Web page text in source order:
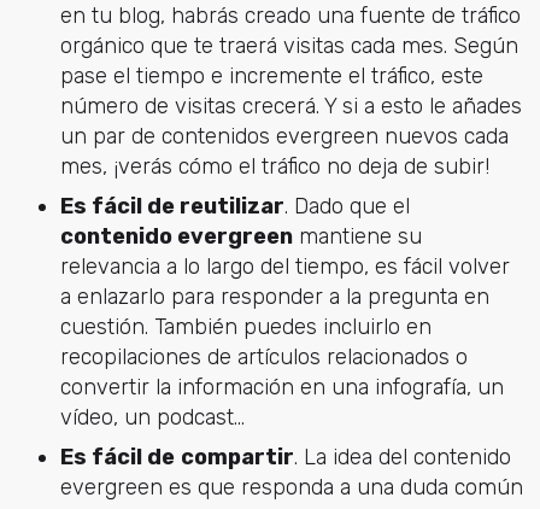
en tu blog, habrás creado una fuente de tráfico
orgánico que te traerá visitas cada mes. Según
pase el tiempo e incremente el tráfico, este
número de visitas crecerá. Y si a esto le añades
un par de contenidos evergreen nuevos cada
mes, ¡verás cómo el tráfico no deja de subir!
Es fácil de reutilizar. Dado que el
contenido evergreenmantiene su
relevancia a lo largo del tiempo, es fácil volver
a enlazarlo para responder a la pregunta en
cuestión. También puedes incluirlo en
recopilaciones de artículos relacionados o
convertir la información en una infografía, un
vídeo, un podcast...
Es fácil de compartir. La idea del contenido
evergreen es que responda a una duda común